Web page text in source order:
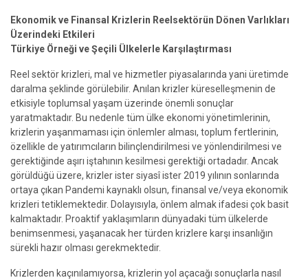
Etkileri
adet
Ekonomik ve Finansal Krizlerin Reelsektörün Dönen Varlıkları
Üzerindeki Etkileri
Türkiye Örneği ve Şeçili Ülkelerle Karşılaştırması
Reel sektör krizleri, mal ve hizmetler piyasalarında yani üretimde
daralma şeklinde görülebilir. Anılan krizler küreselleşmenin de
etkisiyle toplumsal yaşam üzerinde önemli sonuçlar
yaratmaktadır. Bu nedenle tüm ülke ekonomi yönetimlerinin,
krizlerin yaşanmaması için önlemler alması, toplum fertlerinin,
özellikle de yatırımcıların bilinçlendirilmesi ve yönlendirilmesi ve
gerektiğinde aşırı iştahının kesilmesi gerektiği ortadadır. Ancak
görüldüğü üzere, krizler ister siyasî ister 2019 yılının sonlarında
ortaya çıkan Pandemi kaynaklı olsun, finansal ve/veya ekonomik
krizleri tetiklemektedir. Dolayısıyla, önlem almak ifadesi çok basit
kalmaktadır. Proaktif yaklaşımların dünyadaki tüm ülkelerde
benimsenmesi, yaşanacak her türden krizlere karşı insanlığın
sürekli hazır olması gerekmektedir.
Krizlerden kaçınılamıyorsa, krizlerin yol açacağı sonuçlarla nasıl